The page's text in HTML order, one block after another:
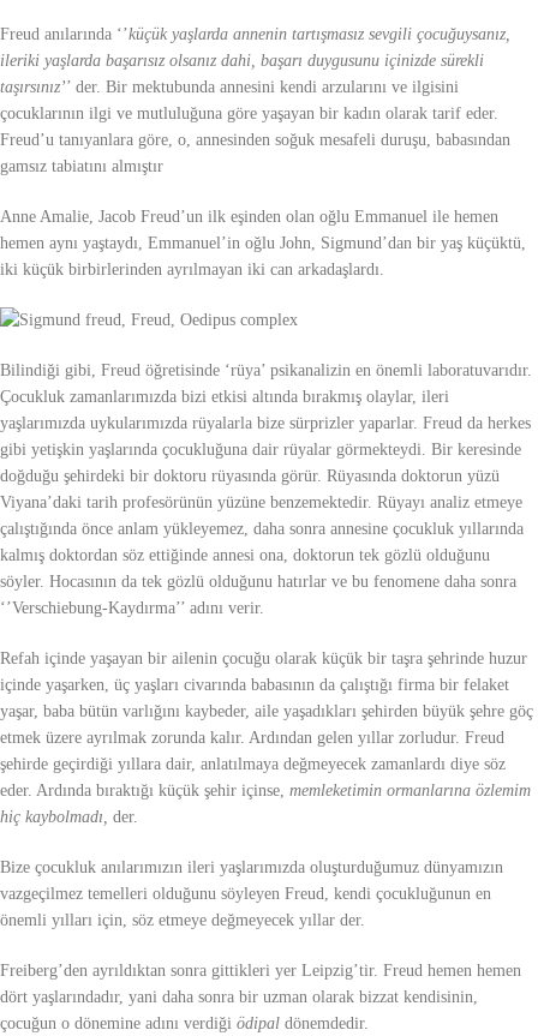
Freud anılarında ‘’küçük yaşlarda annenin tartışmasız sevgili çocuğuysanız,
ileriki yaşlarda başarısız olsanız dahi, başarı duygusunu içinizde sürekli
taşırsınız’’ der. Bir mektubunda annesini kendi arzularını ve ilgisini
çocuklarının ilgi ve mutluluğuna göre yaşayan bir kadın olarak tarif eder.
Freud’u tanıyanlara göre, o, annesinden soğuk mesafeli duruşu, babasından
gamsız tabiatını almıştır
Anne Amalie, Jacob Freud’un ilk eşinden olan oğlu Emmanuel ile hemen
hemen aynı yaştaydı, Emmanuel’in oğlu John, Sigmund’dan bir yaş küçüktü,
iki küçük birbirlerinden ayrılmayan iki can arkadaşlardı.
Bilindiği gibi, Freud öğretisinde ‘rüya’ psikanalizin en önemli laboratuvarıdır.
Çocukluk zamanlarımızda bizi etkisi altında bırakmış olaylar, ileri
yaşlarımızda uykularımızda rüyalarla bize sürprizler yaparlar. Freud da herkes
gibi yetişkin yaşlarında çocukluğuna dair rüyalar görmekteydi. Bir keresinde
doğduğu şehirdeki bir doktoru rüyasında görür. Rüyasında doktorun yüzü
Viyana’daki tarih profesörünün yüzüne benzemektedir. Rüyayı analiz etmeye
çalıştığında önce anlam yükleyemez, daha sonra annesine çocukluk yıllarında
kalmış doktordan söz ettiğinde annesi ona, doktorun tek gözlü olduğunu
söyler. Hocasının da tek gözlü olduğunu hatırlar ve bu fenomene daha sonra
‘’Verschiebung-Kaydırma’’ adını verir.
Refah içinde yaşayan bir ailenin çocuğu olarak küçük bir taşra şehrinde huzur
içinde yaşarken, üç yaşları civarında babasının da çalıştığı firma bir felaket
yaşar, baba bütün varlığını kaybeder, aile yaşadıkları şehirden büyük şehre göç
etmek üzere ayrılmak zorunda kalır. Ardından gelen yıllar zorludur. Freud
şehirde geçirdiği yıllara dair, anlatılmaya değmeyecek zamanlardı diye söz
eder. Ardında bıraktığı küçük şehir içinse, memleketimin ormanlarına özlemim
hiç kaybolmadı, der.
Bize çocukluk anılarımızın ileri yaşlarımızda oluşturduğumuz dünyamızın
vazgeçilmez temelleri olduğunu söyleyen Freud, kendi çocukluğunun en
önemli yılları için, söz etmeye değmeyecek yıllar der.
Freiberg’den ayrıldıktan sonra gittikleri yer Leipzig’tir. Freud hemen hemen
dört yaşlarındadır, yani daha sonra bir uzman olarak bizzat kendisinin,
çocuğun o dönemine adını verdiği ödipal dönemdedir.